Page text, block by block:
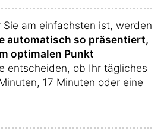
am einfachsten ist, werden
automatisch so präsentiert,
optimalen Punkt
entscheiden, ob Ihr tägliches
17 Minuten oder eine